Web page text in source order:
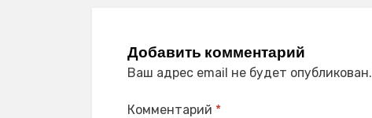
Добавить комментарий
Ваш адрес email не будет опубликован.
Комментарий *